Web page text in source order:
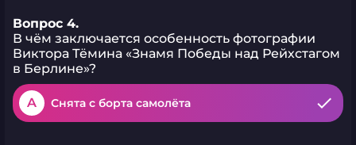
Вопрос 4.
В чём заключается особенность фотографии
Виктора Тёмина «Знамя Победы над Рейхстагом
в Берлине»?
A Снята с борта самолёта